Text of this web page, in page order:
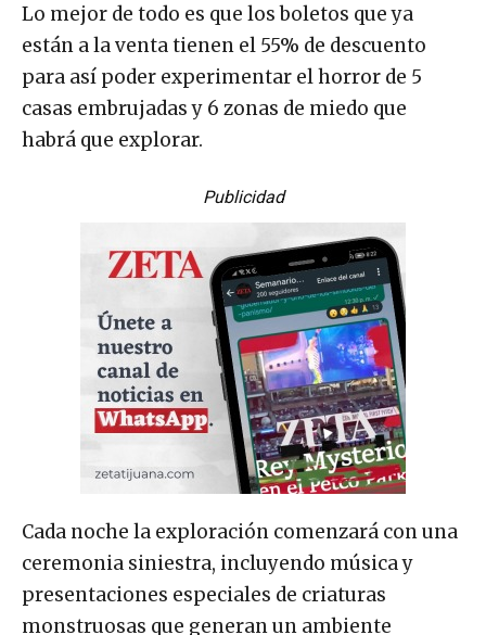
Lo mejor de todo es que los boletos que ya
están a la venta tienen el 55% de descuento
para así poder experimentar el horror de 5
casas embrujadas y 6 zonas de miedo que
habrá que explorar.
Publicidad
Cada noche la exploración comenzará con una
ceremonia siniestra, incluyendo música y
presentaciones especiales de criaturas
monstruosas que generan un ambiente